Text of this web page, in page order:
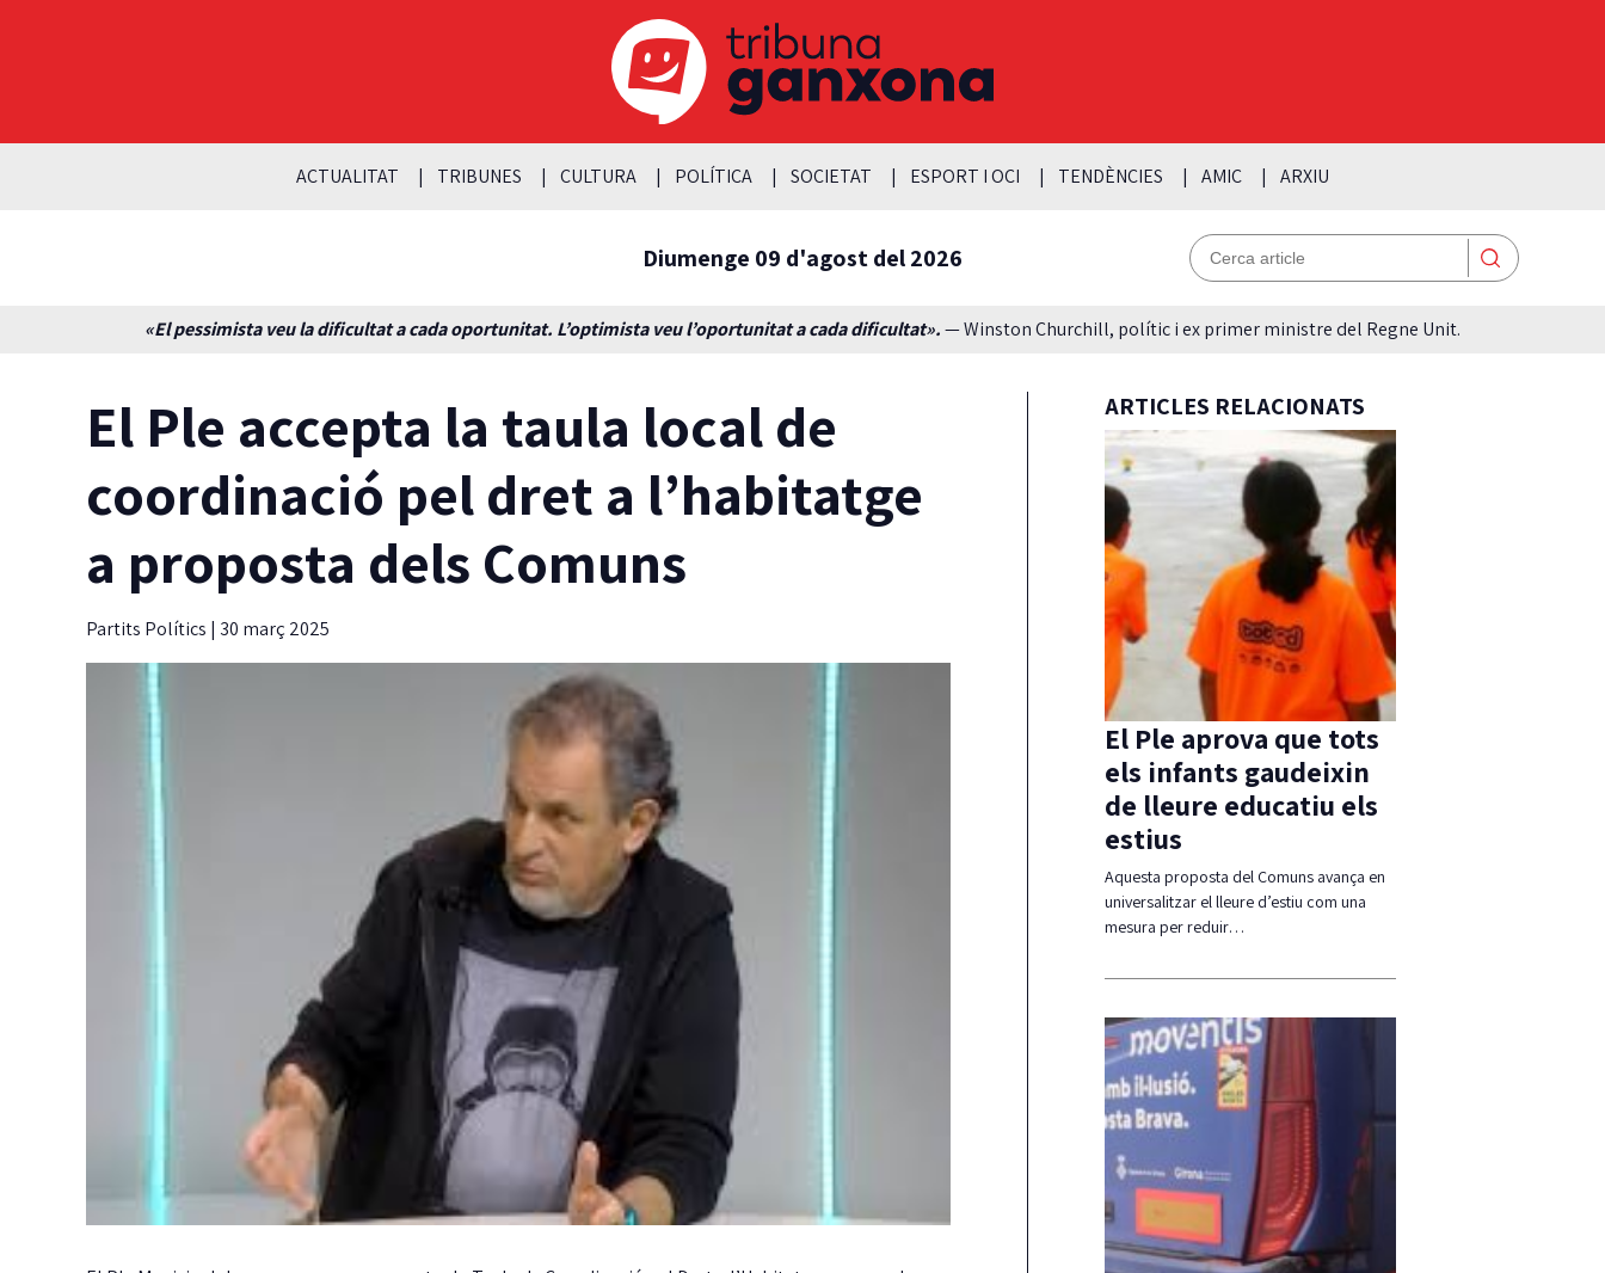
ACTUALITAT TRIBUNES CULTURA POLÍTICA SOCIETAT ESPORT I OCI TENDÈNCIES AMIC ARXIU
Diumenge 09 d'agost del 2026
«El pessimista veu la dificultat a cada oportunitat. L’optimista veu l’oportunitat a cada dificultat».— Winston Churchill, polític i ex primer ministre del Regne Unit.
El Ple accepta la taula local de
coordinació pel dret a l’habitatge
a proposta dels Comuns
Partits Polítics | 30 març 2025
ARTICLES RELACIONATS
El Ple aprova que tots
els infants gaudeixin
de lleure educatiu els
estius
Aquesta proposta del Comuns avança en
universalitzar el lleure d’estiu com una
mesura per reduir…